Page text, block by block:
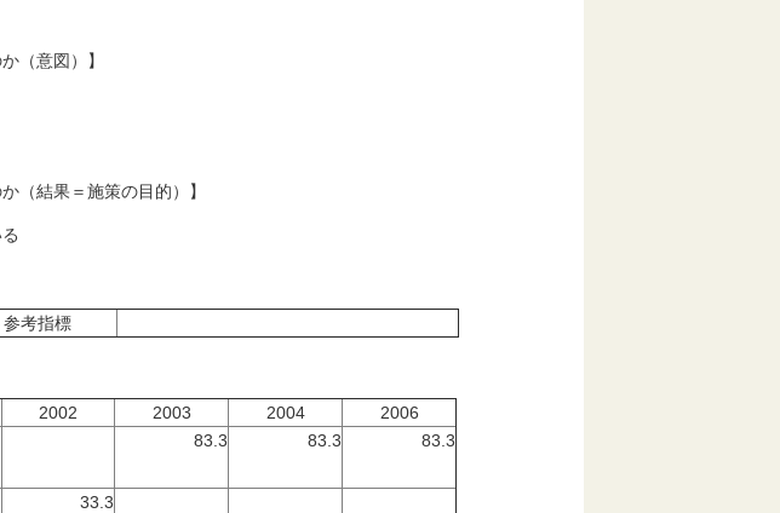
（意図）】
（結果＝施策の目的）】
考指標
2002 2003 2004
2006
83.3 83.3 83.3
33.3